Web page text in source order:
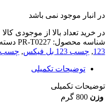
در انبار موجود نمی باشد
در خرید تعداد بالا از موجودی
شناسه محصول: PR-T0227
123
, چسب 123 بل فیکس , چسب
توضیحات تکمیلی
توضیحات تکمیلی
وزن 800 گرم